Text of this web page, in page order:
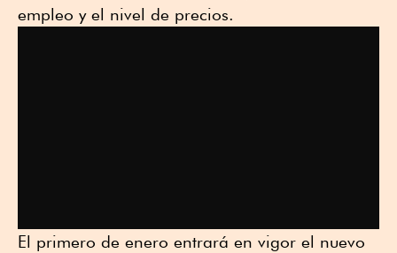
empleo y el nivel de precios.
El primero de enero entrará en vigor el nuevo